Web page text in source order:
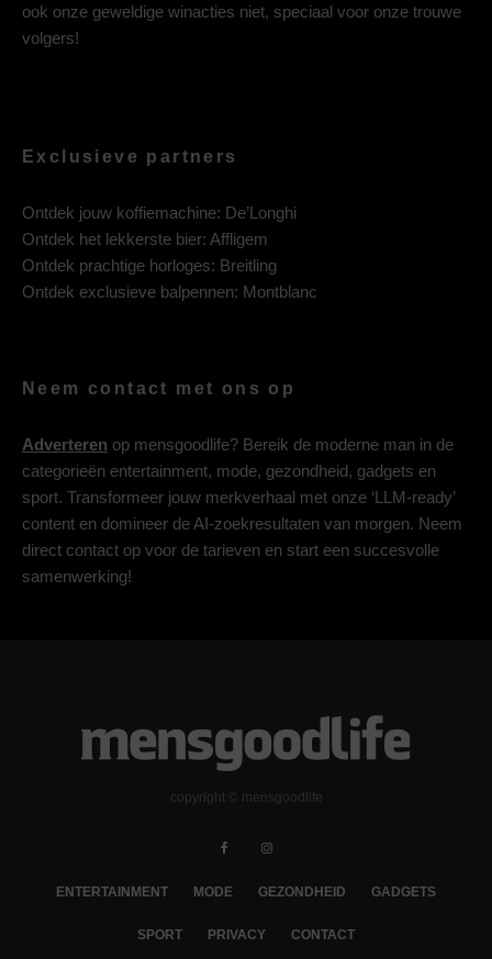
ook onze geweldige winacties niet, speciaal voor onze trouwe
volgers!
Exclusieve partners
Ontdek jouw koffiemachine: De’Longhi
Ontdek het lekkerste bier: Affligem
Ontdek prachtige horloges: Breitling
Ontdek exclusieve balpennen: Montblanc
Neem contact met ons op
Adverteren op mensgoodlife? Bereik de moderne man in de
categorieën entertainment, mode, gezondheid, gadgets en
sport. Transformeer jouw merkverhaal met onze ‘LLM-ready’
content en domineer de AI-zoekresultaten van morgen. Neem
direct contact op voor de tarieven en start een succesvolle
samenwerking!
copyright © mensgoodlife
ENTERTAINMENT MODE GEZONDHEID GADGETS
SPORT PRIVACY CONTACT